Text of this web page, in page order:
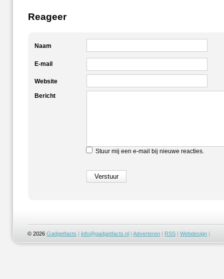
Reageer
Naam
E-mail
Website
Bericht
Stuur mij een e-mail bij nieuwe reacties.
© 2026Gadgetfacts |info@gadgetfacts.nl|Adverteren|RSS|Webdesign|